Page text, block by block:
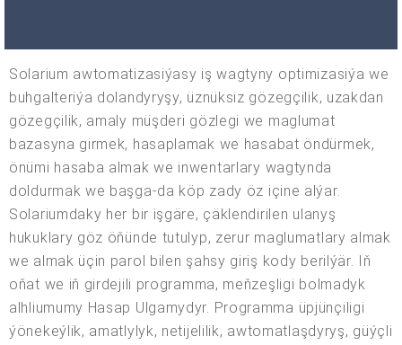
Solarium awtomatizasiýasy iş wagtyny optimizasiýa we
buhgalteriýa dolandyryşy, üznüksiz gözegçilik, uzakdan
gözegçilik, amaly müşderi gözlegi we maglumat
bazasyna girmek, hasaplamak we hasabat öndürmek,
önümi hasaba almak we inwentarlary wagtynda
doldurmak we başga-da köp zady öz içine alýar.
Solariumdaky her bir işgäre, çäklendirilen ulanyş
hukuklary göz öňünde tutulyp, zerur maglumatlary almak
we almak üçin parol bilen şahsy giriş kody berilýär. Iň
oňat we iň girdejili programma, meňzeşligi bolmadyk
alhliumumy Hasap Ulgamydyr. Programma üpjünçiligi
ýönekeýlik, amatlylyk, netijelilik, awtomatlaşdyryş, güýçli